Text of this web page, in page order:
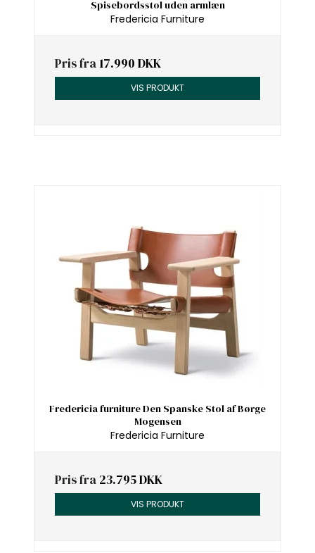
Spisebordsstol uden armlæn
Fredericia Furniture
Pris fra 17.990 DKK
VIS PRODUKT
Fredericia furniture Den Spanske Stol af Børge
Mogensen
Fredericia Furniture
Pris fra 23.795 DKK
VIS PRODUKT